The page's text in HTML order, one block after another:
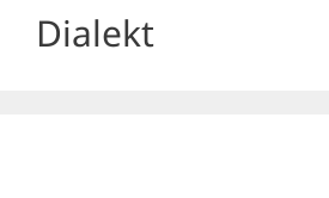
Dialekt